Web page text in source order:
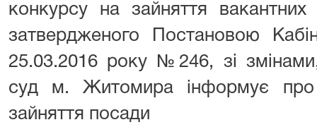
конкурсу на зайняття
затвердженого Постановою
25.03.2016 року №246, зі
суд м. Житомира інформує
зайняття посади